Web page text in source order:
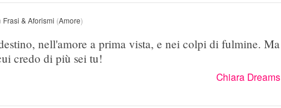
Frasi & Aforismi (Amore)
nell'amore a prima vista, e nei colpi di fulmine. Ma
credo di più sei tu!
Chiara Dreams